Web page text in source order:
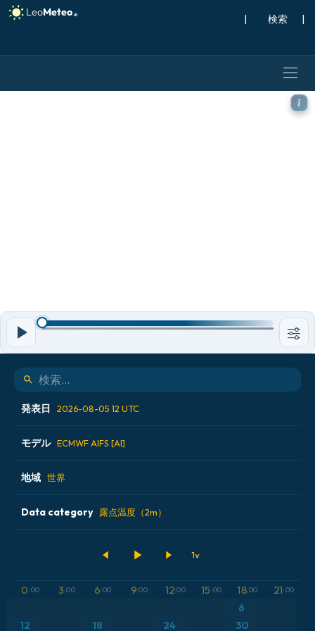
| |
ECMWF AIFS [AI] モデル -
発表日 2026-08-05 12 UTC
2026-08-04 00 UTC
2026-08-04 12 UTC
2026-08-05 00 UTC
モデル ECMWF AIFS [AI]
ALADIN CZ 2.3 km
ECMWF AIFS [AI]
地域 世界
アイスランド
Data category 露点温度（2m）
0 :00 3:00 6:00 9:00 12:00 15 :00 18:00 21:00
6
12 18 24 30